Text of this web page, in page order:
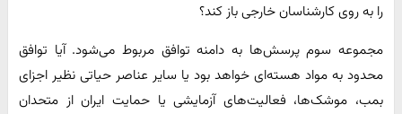
را به روی کارشناسان خارجی باز کند؟
مجموعه سوم پرسش‌ها به دامنه توافق مربوط می‌شود. آیا توافق
محدود به مواد هسته‌ای خواهد بود یا سایر عناصر حیاتی نظیر اجزای
بمب، موشک‌ها، فعالیت‌های آزمایشی یا حمایت ایران از متحدان